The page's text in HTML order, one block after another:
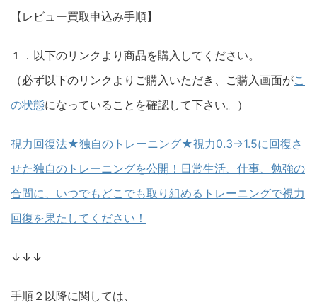
【レビュー買取申込み手順】
１．以下のリンクより商品を購入してください。
（必ず以下のリンクよりご購入いただき、ご購入画面がこ
の状態になっていることを確認して下さい。）
視力回復法★独自のトレーニング★視力0.3→1.5に回復さ
せた独自のトレーニングを公開！日常生活、仕事、勉強の
合間に、いつでもどこでも取り組めるトレーニングで視力
回復を果たしてください！
↓↓↓
手順２以降に関しては、